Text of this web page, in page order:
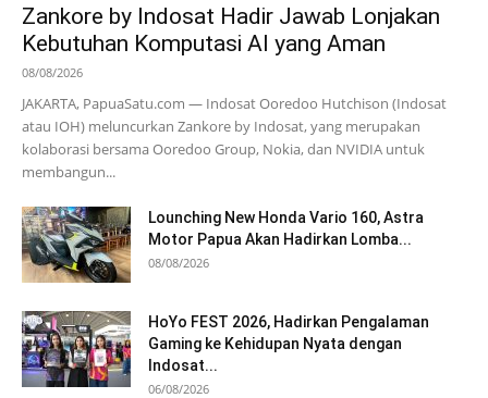
Zankore by Indosat Hadir Jawab Lonjakan
Kebutuhan Komputasi AI yang Aman
08/08/2026
JAKARTA, PapuaSatu.com — Indosat Ooredoo Hutchison (Indosat
atau IOH) meluncurkan Zankore by Indosat, yang merupakan
kolaborasi bersama Ooredoo Group, Nokia, dan NVIDIA untuk
membangun...
Lounching New Honda Vario 160, Astra
Motor Papua Akan Hadirkan Lomba...
08/08/2026
HoYo FEST 2026, Hadirkan Pengalaman
Gaming ke Kehidupan Nyata dengan
Indosat...
06/08/2026